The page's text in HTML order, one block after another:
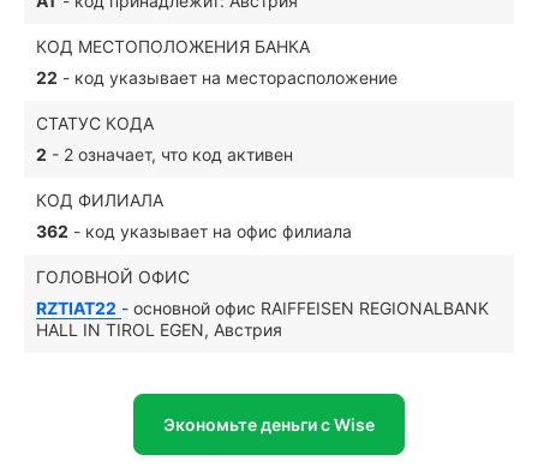
КОД МЕСТОПОЛОЖЕНИЯ БАНКА
22 - код указывает на месторасположение
СТАТУС КОДА
2 - 2 означает, что код активен
КОД ФИЛИАЛА
362 - код указывает на офис филиала
ГОЛОВНОЙ ОФИС
RZTIAT22 - основной офис RAIFFEISEN REGIONALBANK
HALL IN TIROL EGEN, Австрия
Экономьте деньги с Wise